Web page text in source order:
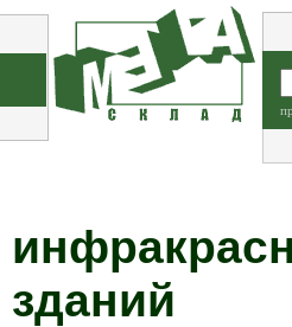
зданий